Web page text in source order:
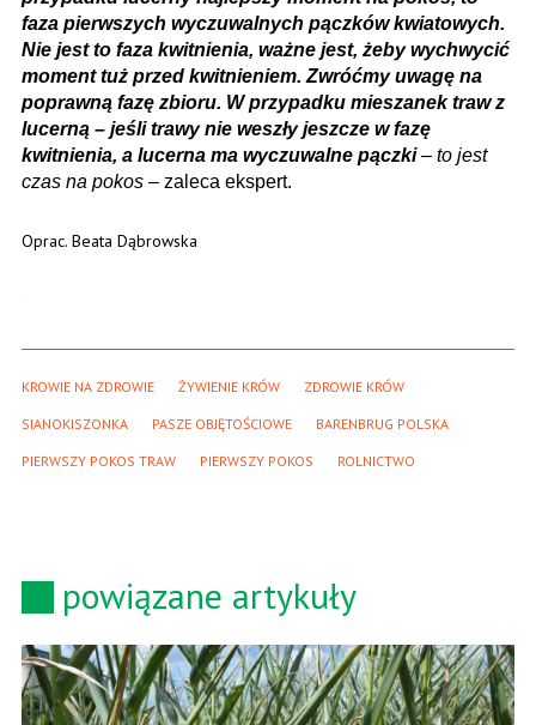
faza pierwszych wyczuwalnych pączków kwiatowych.
Nie jest to faza kwitnienia, ważne jest, żeby wychwycić
moment tuż przed kwitnieniem. Zwróćmy uwagę na
poprawną fazę zbioru. W przypadku mieszanek traw z
lucerną – jeśli trawy nie weszły jeszcze w fazę
kwitnienia, a lucerna ma wyczuwalne pączki– to jest
czas na pokos – zaleca ekspert.
Oprac. Beata Dąbrowska
KROWIE NA ZDROWIE ŻYWIENIE KRÓW ZDROWIE KRÓW
SIANOKISZONKA PASZE OBJĘTOŚCIOWE BARENBRUG POLSKA
PIERWSZY POKOS TRAW PIERWSZY POKOS ROLNICTWO
powiązane artykuły